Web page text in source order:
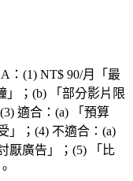
A：(1) NT$ 90/月「 最
」；(b) 「 部分影片限
適合：(a) 「 預算
」；(4) 不適合：(a)
厭廣告 」；(5) 「 比